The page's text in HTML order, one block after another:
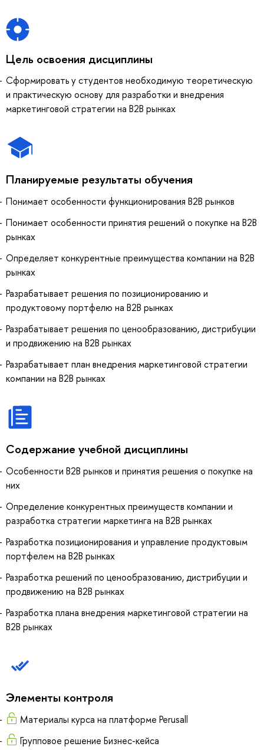
Цель освоения дисциплины
Сформировать у студентов необходимую теоретическую
и практическую основу для разработки и внедрения
маркетинговой стратегии на В2В рынках
Планируемые результаты обучения
Понимает особенности функционирования B2B рынков
Понимает особенности принятия решений о покупке на B2B
рынках
Определяет конкурентные преимущества компании на B2B
рынках
Разрабатывает решения по позиционированию и
продуктовому портфелю на B2B рынках
Разрабатывает решения по ценообразованию, дистрибуции
и продвижению на B2B рынках
Разрабатывает план внедрения маркетинговой стратегии
компании на В2В рынках
Содержание учебной дисциплины
Особенности В2В рынков и принятия решения о покупке на
них
Определение конкурентных преимуществ компании и
разработка стратегии маркетинга на B2B рынках
Разработка позиционирования и управление продуктовым
портфелем на B2B рынках
Разработка решений по ценообразованию, дистрибуции и
продвижению на В2В рынках
Разработка плана внедрения маркетинговой стратегии на
B2B рынках
Элементы контроля
Материалы курса на платформе Perusall
Групповое решение Бизнес-кейса